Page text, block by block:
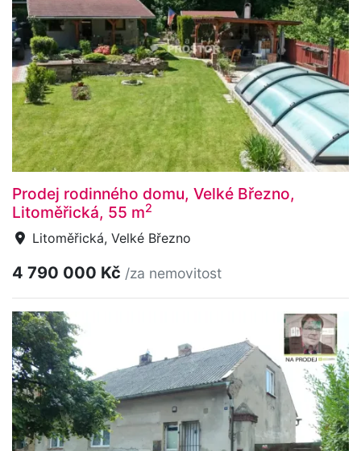
Prodej rodinného domu, Velké Březno,
Litoměřická, 55 m2
Litoměřická, Velké Březno
4 790 000 Kč /za nemovitost